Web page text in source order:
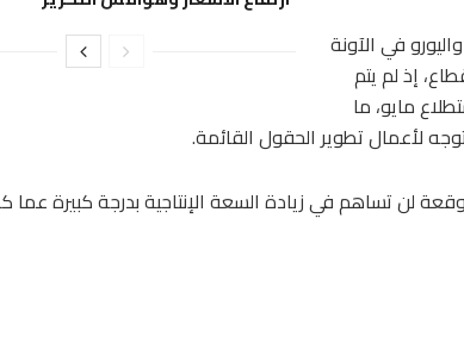
في الآونة
إذ لم يتم
مايو، ما
لأعمال تطوير الحقول القائمة.
لن تساهم في زيادة السعة الإنتاجية بدرجة كبيرة عما